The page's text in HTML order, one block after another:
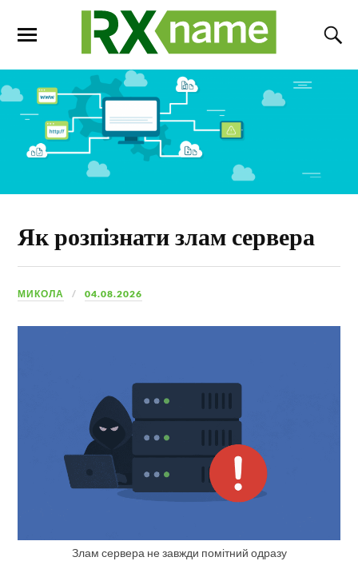
Як розпізнати злам сервера
МИКОЛА 04.08.2026
Злам сервера не завжди помітний одразу